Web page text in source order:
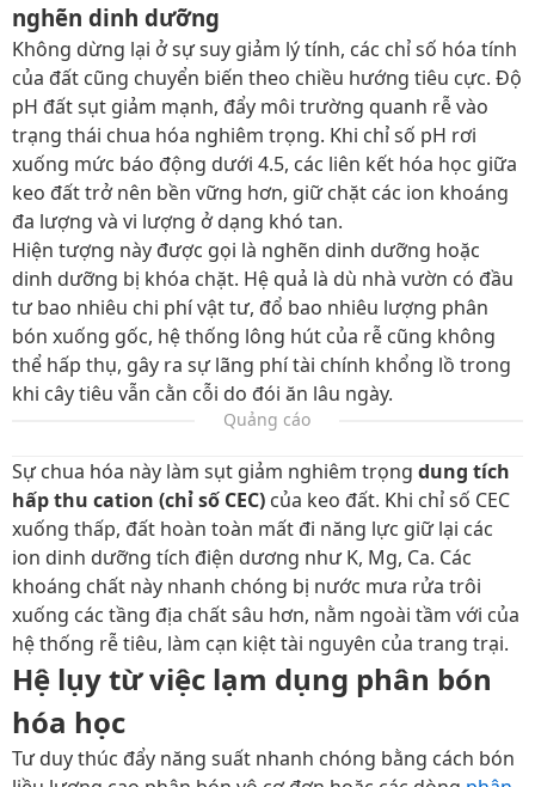
nghẽn dinh dưỡng
Không dừng lại ở sự suy giảm lý tính, các chỉ số hóa tính
của đất cũng chuyển biến theo chiều hướng tiêu cực. Độ
pH đất sụt giảm mạnh, đẩy môi trường quanh rễ vào
trạng thái chua hóa nghiêm trọng. Khi chỉ số pH rơi
xuống mức báo động dưới 4.5, các liên kết hóa học giữa
keo đất trở nên bền vững hơn, giữ chặt các ion khoáng
đa lượng và vi lượng ở dạng khó tan.
Hiện tượng này được gọi là nghẽn dinh dưỡng hoặc
dinh dưỡng bị khóa chặt. Hệ quả là dù nhà vườn có đầu
tư bao nhiêu chi phí vật tư, đổ bao nhiêu lượng phân
bón xuống gốc, hệ thống lông hút của rễ cũng không
thể hấp thụ, gây ra sự lãng phí tài chính khổng lồ trong
khi cây tiêu vẫn cằn cỗi do đói ăn lâu ngày.
Quảng cáo
Sự chua hóa này làm sụt giảm nghiêm trọng dung tích
hấp thu cation (chỉ số CEC) của keo đất. Khi chỉ số CEC
xuống thấp, đất hoàn toàn mất đi năng lực giữ lại các
ion dinh dưỡng tích điện dương như K, Mg, Ca. Các
khoáng chất này nhanh chóng bị nước mưa rửa trôi
xuống các tầng địa chất sâu hơn, nằm ngoài tầm với của
hệ thống rễ tiêu, làm cạn kiệt tài nguyên của trang trại.
Hệ lụy từ việc lạm dụng phân bón
hóa học
Tư duy thúc đẩy năng suất nhanh chóng bằng cách bón